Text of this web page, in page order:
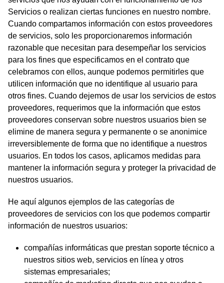
Servicios o realizan ciertas funciones en nuestro nombre.
Cuando compartamos información con estos proveedores
de servicios, solo les proporcionaremos información
razonable que necesitan para desempeñar los servicios
para los fines que especificamos en el contrato que
celebramos con ellos, aunque podemos permitirles que
utilicen información que no identifique al usuario para
otros fines. Cuando dejemos de usar los servicios de estos
proveedores, requerimos que la información que estos
proveedores conservan sobre nuestros usuarios bien se
elimine de manera segura y permanente o se anonimice
irreversiblemente de forma que no identifique a nuestros
usuarios. En todos los casos, aplicamos medidas para
mantener la información segura y proteger la privacidad de
nuestros usuarios.
He aquí algunos ejemplos de las categorías de
proveedores de servicios con los que podemos compartir
información de nuestros usuarios:
compañías informáticas que prestan soporte técnico a
nuestros sitios web, servicios en línea y otros
sistemas empresariales;